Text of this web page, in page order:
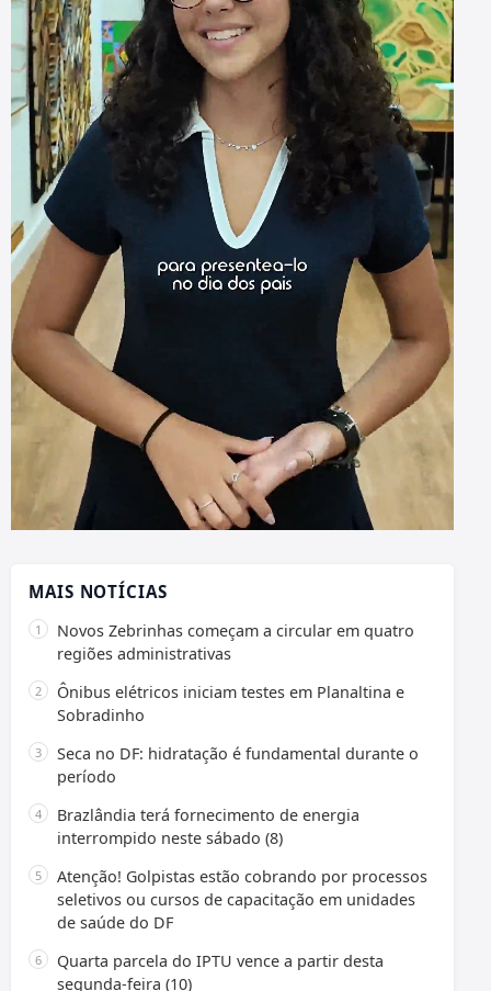
MAIS NOTÍCIAS
Novos Zebrinhas começam a circular em quatro
regiões administrativas
Ônibus elétricos iniciam testes em Planaltina e
Sobradinho
Seca no DF: hidratação é fundamental durante o
período
Brazlândia terá fornecimento de energia
interrompido neste sábado (8)
Atenção! Golpistas estão cobrando por processos
seletivos ou cursos de capacitação em unidades
de saúde do DF
Quarta parcela do IPTU vence a partir desta
segunda-feira (10)